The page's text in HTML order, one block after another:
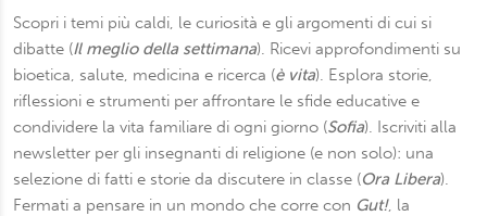
Scopri i temi più caldi, le curiosità e gli argomenti di cui si
dibatte (Il meglio della settimana). Ricevi approfondimenti su
bioetica, salute, medicina e ricerca (è vita). Esplora storie,
riflessioni e strumenti per affrontare le sfide educative e
condividere la vita familiare di ogni giorno (Sofia). Iscriviti alla
newsletter per gli insegnanti di religione (e non solo): una
selezione di fatti e storie da discutere in classe (Ora Libera).
Fermati a pensare in un mondo che corre con Gut!, la